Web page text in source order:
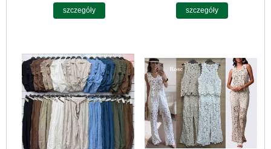
szczegóły szczegóły